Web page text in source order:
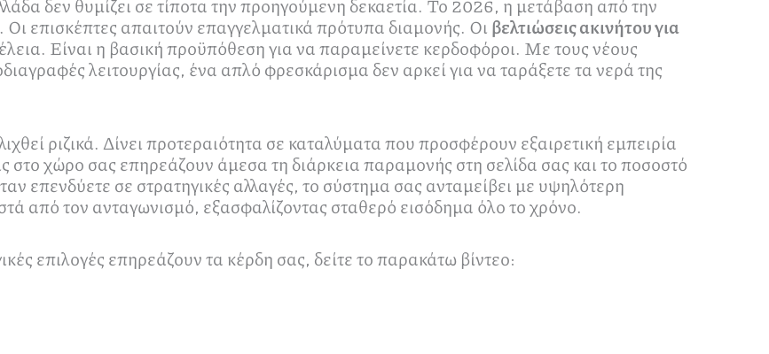
δεν θυμίζει σε τίποτα την προηγούμενη δεκαετία. Το 2026, η μετάβαση από την
επισκέπτες απαιτούν επαγγελματικά πρότυπα διαμονής. Οι βελτιώσεις ακινήτου για
Είναι η βασική προϋπόθεση για να παραμείνετε κερδοφόροι. Με τους νέους
λειτουργίας, ένα απλό φρεσκάρισμα δεν αρκεί για να ταράξετε τα νερά της
ριζικά. Δίνει προτεραιότητα σε καταλύματα που προσφέρουν εξαιρετική εμπειρία
στο χώρο σας επηρεάζουν άμεσα τη διάρκεια παραμονής στη σελίδα σας και το ποσοστό
επενδύετε σε στρατηγικές αλλαγές, το σύστημα σας ανταμείβει με υψηλότερη
από τον ανταγωνισμό, εξασφαλίζοντας σταθερό εισόδημα όλο το χρόνο.
επιλογές επηρεάζουν τα κέρδη σας, δείτε το παρακάτω βίντεο: